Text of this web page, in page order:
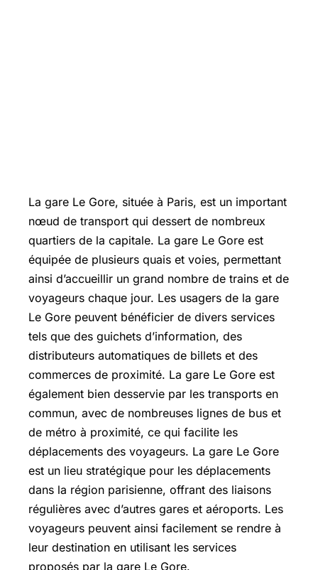
La gare Le Gore, située à Paris, est un important
nœud de transport qui dessert de nombreux
quartiers de la capitale. La gare Le Gore est
équipée de plusieurs quais et voies, permettant
ainsi d’accueillir un grand nombre de trains et de
voyageurs chaque jour. Les usagers de la gare
Le Gore peuvent bénéficier de divers services
tels que des guichets d’information, des
distributeurs automatiques de billets et des
commerces de proximité. La gare Le Gore est
également bien desservie par les transports en
commun, avec de nombreuses lignes de bus et
de métro à proximité, ce qui facilite les
déplacements des voyageurs. La gare Le Gore
est un lieu stratégique pour les déplacements
dans la région parisienne, offrant des liaisons
régulières avec d’autres gares et aéroports. Les
voyageurs peuvent ainsi facilement se rendre à
leur destination en utilisant les services
proposés par la gare Le Gore.